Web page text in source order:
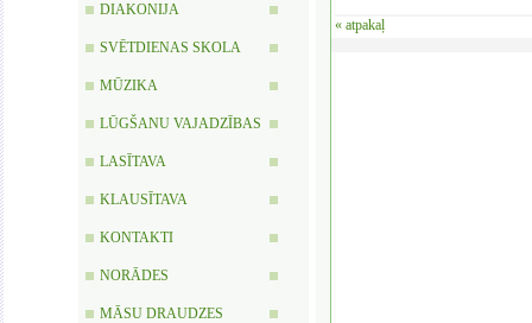
DIAKONIJA
SVĒTDIENAS SKOLA
MŪZIKA
LŪGŠANU VAJADZĪBAS
LASĪTAVA
KLAUSĪTAVA
KONTAKTI
NORĀDES
MĀSU DRAUDZES
« atpakaļ